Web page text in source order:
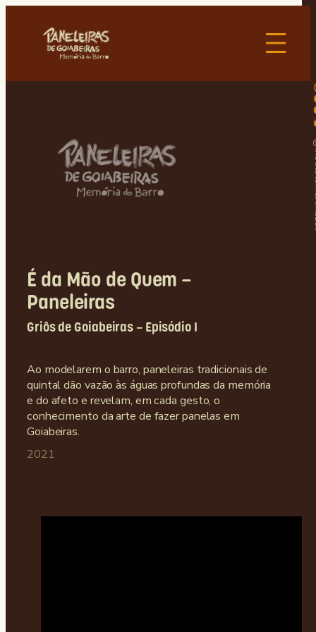
É da Mão de Quem –
Paneleiras
Griôs de Goiabeiras – Episódio I
Ao modelarem o barro, paneleiras tradicionais de
quintal dão vazão às águas profundas da memória
e do afeto e revelam, em cada gesto, o
conhecimento da arte de fazer panelas em
Goiabeiras.
2021